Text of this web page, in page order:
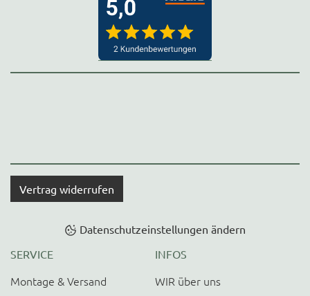
Vertrag widerrufen
Datenschutzeinstellungen ändern
SERVICE
Montage & Versand
INFOS
WIR über uns